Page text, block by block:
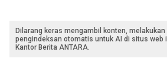
Dilarang keras mengambil konten,
pengindeksan otomatis untuk AI di situs web
Kantor Berita ANTARA.